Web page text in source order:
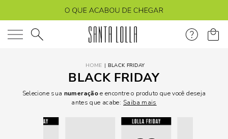
O que você está procurando?
BLACK FRIDAY
BLACK FRIDAY
Selecione sua numeraçãoe encontre o produto que você deseja
antes que acabe: Saiba mais